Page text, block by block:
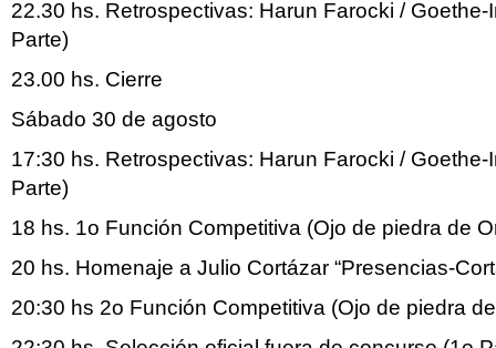
22.30 hs. Retrospectivas: Harun Farocki /
Parte)
23.00 hs. Cierre
Sábado 30 de agosto
17:30 hs. Retrospectivas: Harun Farocki /
Parte)
18 hs. 1o Función Competitiva (Ojo de piedra de
20 hs. Homenaje a Julio Cortázar “Presencias-
20:30 hs 2o Función Competitiva (Ojo de piedra